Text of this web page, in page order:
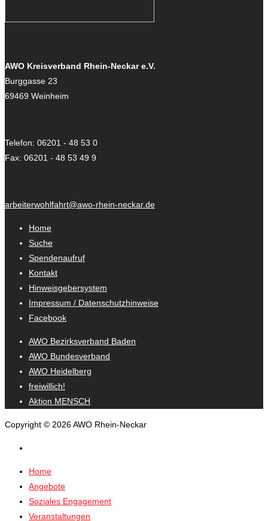
AWO Kreisverband Rhein-Neckar e.V.
Burggasse 23
69469 Weinheim
Telefon: 06201 - 48 53 0
Fax: 06201 - 48 53 49 9
arbeiterwohlfahrt@awo-rhein-neckar.de
Home
Suche
Spendenaufruf
Kontakt
Hinweisgebersystem
Impressum / Datenschutzhinweise
Facebook
AWO Bezirksverband Baden
AWO Bundesverband
AWO Heidelberg
freiwillich!
Aktion MENSCH
Copyright © 2026 AWO Rhein-Neckar
Home
Angebote
Soziales Engagement
Veranstaltungen